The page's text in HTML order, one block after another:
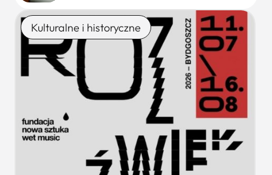
Kulturalne i historyczne